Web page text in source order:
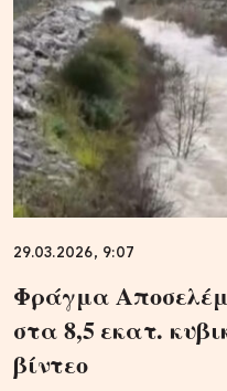
29.03.2026, 9:07
Φράγμα
στα 8,5 εκατ.
βίντεο